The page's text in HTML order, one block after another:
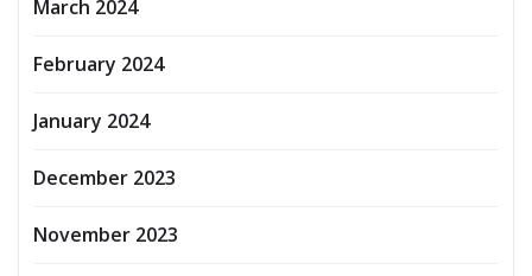
March 2024
February 2024
January 2024
December 2023
November 2023